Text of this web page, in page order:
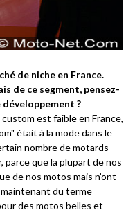
de niche en France.
de ce segment, pensez-
?
custom est faible en France,
était à la mode dans le
nombre de motards
parce que la plupart de nos
de nos motos mais n’ont
maintenant du terme
des motos belles et